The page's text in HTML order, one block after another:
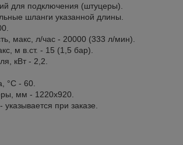
для подключения (штуцеры).
шланги указанной длины.
макс, л/час - 20000 (333 л/мин).
м в.ст. - 15 (1,5 бар).
кВт - 2,2.
°C - 60.
мм - 1220х920.
при заказе.